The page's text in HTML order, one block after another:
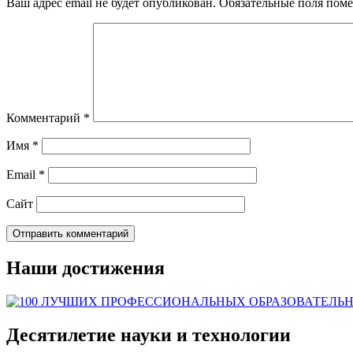
Ваш адрес email не будет опубликован. Обязательные поля
Комментарий *
Имя *
Email *
Сайт
Наши достижения
Десятилетие науки и технологии